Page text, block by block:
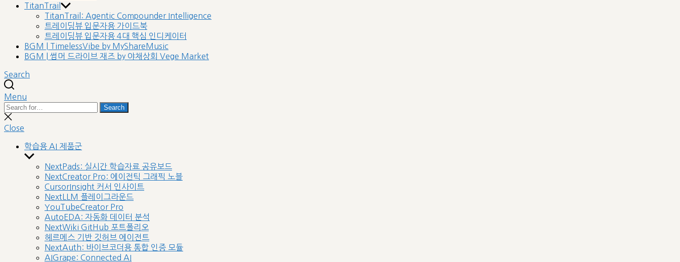
TitanTrail
TitanTrail: Agentic Compounder Intelligence
트레이딩뷰 입문자용 가이드북
트레이딩뷰 입문자용 4대 핵심 인디케이터
BGM | TimelessVibe by MyShareMusic
BGM | 썸머 드라이브 재즈 by 야채상회 Vege Market
Search
Menu
Search
for:
Search
Close
search
Close
학습용 AI 제품군
Show
sub
menu
NextPads: 실시간 학습자료 공유보드
NextCreator Pro: 에이전틱 그래픽 노블
CursorInsight 커서 인사이트
NextLLM 플레이그라운드
YouTubeCreator Pro
AutoEDA: 자동화 데이터 분석
NextWiki GitHub 포트폴리오
헤르메스 기반 깃허브 에이전트
NextAuth: 바이브코더용 통합 인증 모듈
AIGrape: Connected AI